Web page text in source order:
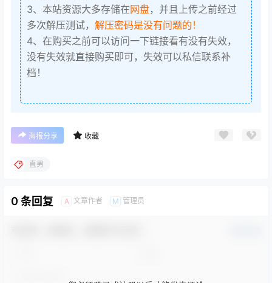
3、本站资源大多存储在网盘，并且上传之前经过
多次解压测试， 解压密码是没有问题的！
4、在购买之前可以访问一下链接看有没有失效，
没有失效就直接购买即可，失效可以私信联系补
档！
海报分享 收藏
直男
0 条回复 A 文章作者 M 管理员